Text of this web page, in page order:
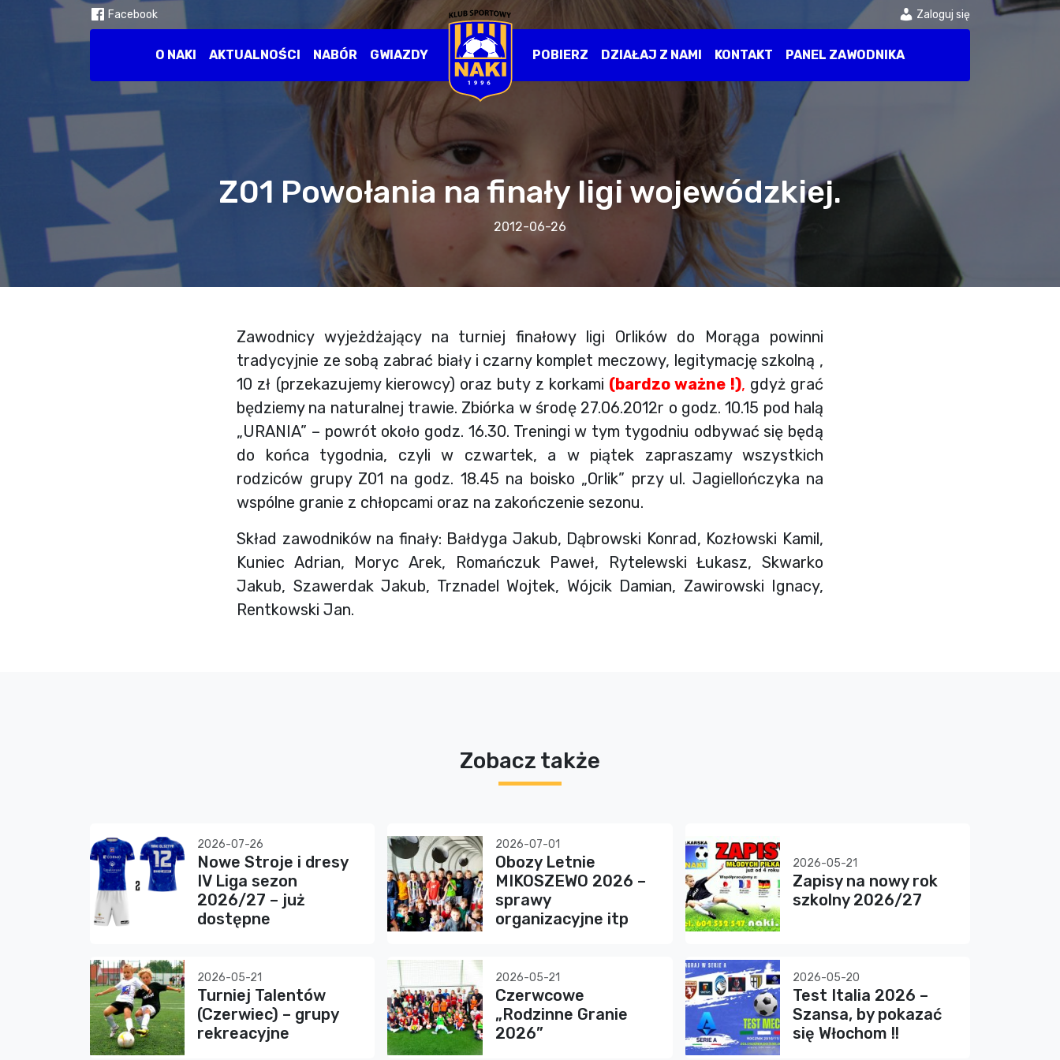
Facebook Zaloguj się
O NAKI AKTUALNOŚCI NABÓR GWIAZDY POBIERZ DZIAŁAJ Z NAMI KONTAKT PANEL ZAWODNIKA
Z01 Powołania na finały ligi wojewódzkiej.
2012-06-26
Zawodnicy wyjeżdżający na turniej finałowy ligi Orlików do Morąga powinni
tradycyjnie ze sobą zabrać biały i czarny komplet meczowy, legitymację szkolną ,
10 zł (przekazujemy kierowcy) oraz buty z korkami (bardzo ważne !), gdyż grać
będziemy na naturalnej trawie. Zbiórka w środę 27.06.2012r o godz. 10.15 pod halą
„URANIA” – powrót około godz. 16.30. Treningi w tym tygodniu odbywać się będą
do końca tygodnia, czyli w czwartek, a w piątek zapraszamy wszystkich
rodziców grupy Z01 na godz. 18.45 na boisko „Orlik” przy ul. Jagiellończyka na
wspólne granie z chłopcami oraz na zakończenie sezonu.
Skład zawodników na finały: Bałdyga Jakub, Dąbrowski Konrad, Kozłowski Kamil,
Kuniec Adrian, Moryc Arek, Romańczuk Paweł, Rytelewski Łukasz, Skwarko
Jakub, Szawerdak Jakub, Trznadel Wojtek, Wójcik Damian, Zawirowski Ignacy,
Rentkowski Jan.
Zobacz także
2026-07-26
Nowe Stroje i dresy
IV Liga sezon
2026/27 – już
dostępne
2026-07-01
Obozy Letnie
MIKOSZEWO 2026 –
sprawy
organizacyjne itp
2026-05-21
Zapisy na nowy rok
szkolny 2026/27
2026-05-21
Turniej Talentów
(Czerwiec) – grupy
rekreacyjne
2026-05-21
Czerwcowe
„Rodzinne Granie
2026”
2026-05-20
Test Italia 2026 –
Szansa, by pokazać
się Włochom !!